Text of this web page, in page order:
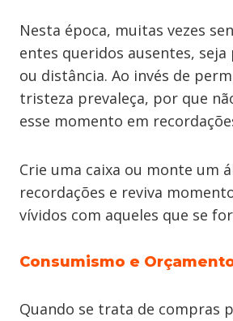
Nesta época, muitas vezes
entes queridos ausentes,
ou distância. Ao invés de
tristeza prevaleça, por que
esse momento em
Crie uma caixa ou monte um
recordações e reviva
vívidos com aqueles que se
Consumismo e
Quando se trata de compras